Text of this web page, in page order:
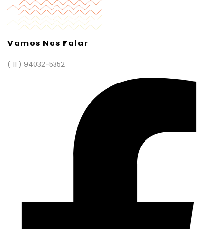
Vamos Nos Falar
( 11 ) 94032-5352